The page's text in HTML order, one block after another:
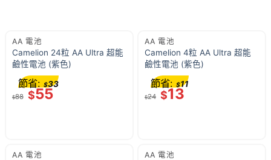
AA 電池
Camelion 24粒 AA Ultra 超能
鹼性電池 (紫色)
$88 $55
節省: $33
AA 電池
Camelion 4粒 AA Ultra 超能
鹼性電池 (紫色)
$24 $13
節省: $11
AA 電池 AA 電池